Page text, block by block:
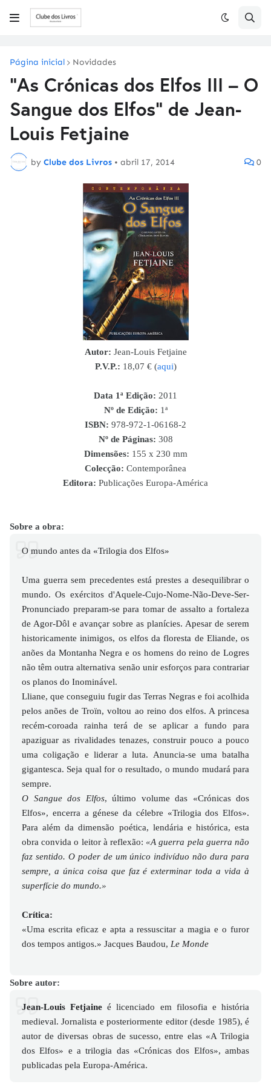
Página inicial Novidades
"As Crónicas dos Elfos III – O
Sangue dos Elfos" de Jean-
Louis Fetjaine
by Clube dos Livros • abril 17, 2014 0
Autor: Jean-Louis Fetjaine
P.V.P.: 18,07 € (aqui)
Data 1ª Edição: 2011
Nº de Edição: 1ª
ISBN: 978-972-1-06168-2
Nº de Páginas: 308
Dimensões: 155 x 230 mm
Colecção: Contemporânea
Editora: Publicações Europa-América
Sobre a obra:
O mundo antes da «Trilogia dos Elfos»
Uma guerra sem precedentes está prestes a desequilibrar o
mundo. Os exércitos d'Aquele-Cujo-Nome-Não-Deve-Ser-
Pronunciado preparam-se para tomar de assalto a fortaleza
de Agor-Dôl e avançar sobre as planícies. Apesar de serem
historicamente inimigos, os elfos da floresta de Eliande, os
anões da Montanha Negra e os homens do reino de Logres
não têm outra alternativa senão unir esforços para contrariar
os planos do Inominável.
Lliane, que conseguiu fugir das Terras Negras e foi acolhida
pelos anões de Troïn, voltou ao reino dos elfos. A princesa
recém-coroada rainha terá de se aplicar a fundo para
apaziguar as rivalidades tenazes, construir pouco a pouco
uma coligação e liderar a luta. Anuncia-se uma batalha
gigantesca. Seja qual for o resultado, o mundo mudará para
sempre.
O Sangue dos Elfos, último volume das «Crónicas dos
Elfos», encerra a génese da célebre «Trilogia dos Elfos».
Para além da dimensão poética, lendária e histórica, esta
obra convida o leitor à reflexão: «A guerra pela guerra não
faz sentido. O poder de um único indivíduo não dura para
sempre, a única coisa que faz é exterminar toda a vida à
superfície do mundo.»
Crítica:
«Uma escrita eficaz e apta a ressuscitar a magia e o furor
dos tempos antigos.» Jacques Baudou, Le Monde
Sobre autor:
Jean-Louis Fetjaineé licenciado em filosofia e história
medieval. Jornalista e posteriormente editor (desde 1985), é
autor de diversas obras de sucesso, entre elas «A Trilogia
dos Elfos» e a trilogia das «Crónicas dos Elfos», ambas
publicadas pela Europa-América.